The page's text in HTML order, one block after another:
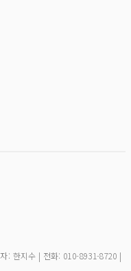
: 한지수 | 전화: 010-8931-8720 |